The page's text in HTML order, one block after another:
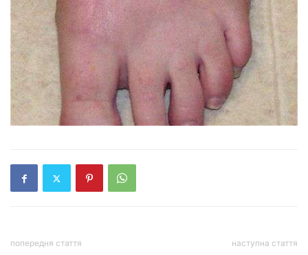
попередня стаття наступна стаття